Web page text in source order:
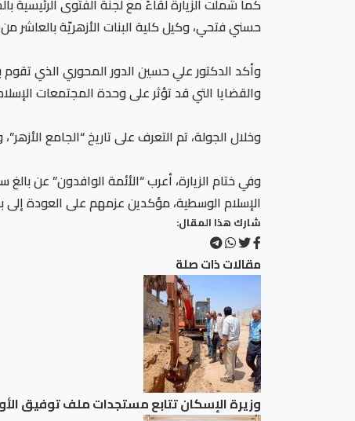
كما شملت الزيارة لقاءً مع لجنة الفتوى الرئيسية
حسني فتحي، وكيل كلية البنات الأزهريّة بالعاشر
وأكد الدكتور علي حسين الدور المحوري الذي تقوم
والقضايا التي قد تؤثر على وحدة المجتمعات
وخلال الجولة، تم التعرف على تاريخ “الجامع
وفي ختام الزيارة، أعرب “الأئمة الوافدون” عن
الإسلام الوسطية، مؤكدين عزمهم على العودة إلى
شارك هذا المقال:
مقالات ذات صلة
وزيرة الإسكان تتابع مستجدات ملف توفيق